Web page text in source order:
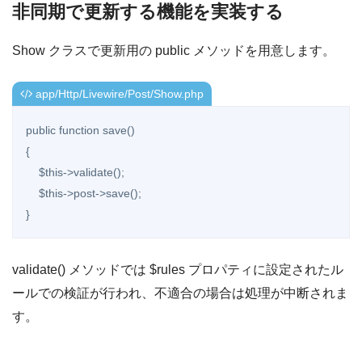
非同期で更新する機能を実装する
Show クラスで更新用の public メソッドを用意します。
app/Http/Livewire/Post/Show.php
public function save()
{
}
validate() メソッドでは $rules プロパティに設定されたル
ールでの検証が行われ、不適合の場合は処理が中断されま
す。